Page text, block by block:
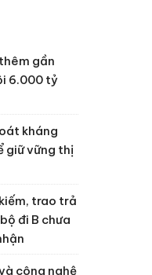
gần
6.000 tỷ
kháng
giữ vững thị
trao trả
đi B chưa
công nghệ